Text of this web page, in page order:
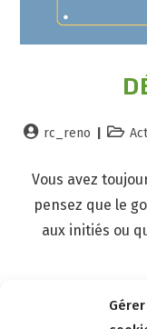
rc_reno
Vous avez
pensez que le
aux initiés ou